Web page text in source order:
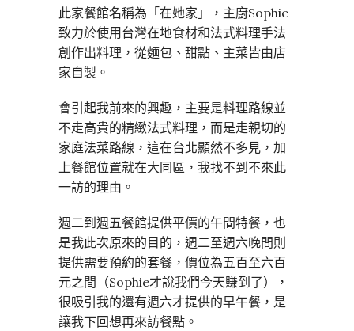
此家餐館名稱為「在她家」，主廚Sophie
致力於使用台灣在地食材和法式料理手法
創作出料理，從麵包、甜點、主菜皆由店
家自製。
會引起我前來的興趣，主要是料理路線並
不走高貴的精緻法式料理，而是走親切的
家庭法菜路線，這在台北顯然不多見，加
上餐館位置就在大同區，我找不到不來此
一訪的理由。
週二到週五餐館提供平價的午間特餐，也
是我此次原來的目的，週二至週六晚間則
提供需要預約的套餐，價位為五百至六百
元之間（Sophie才說我們今天賺到了），
很吸引我的還有週六才提供的早午餐，是
讓我下回想再來訪餐點。